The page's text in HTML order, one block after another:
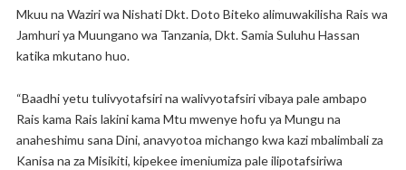
Mkuu na Waziri wa Nishati Dkt. Doto Biteko alimuwakilisha Rais wa
Jamhuri ya Muungano wa Tanzania, Dkt. Samia Suluhu Hassan
katika mkutano huo.
“Baadhi yetu tulivyotafsiri na walivyotafsiri vibaya pale ambapo
Rais kama Rais lakini kama Mtu mwenye hofu ya Mungu na
anaheshimu sana Dini, anavyotoa michango kwa kazi mbalimbali za
Kanisa na za Misikiti, kipekee imeniumiza pale ilipotafsiriwa